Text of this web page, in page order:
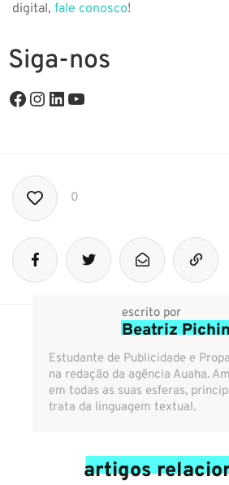
digital, fale conosco!
Siga-nos
0
escrito por
Beatriz
Estudante de Publicidade e
na redação da agência Auaha.
em todas as suas esferas,
trata da linguagem textual.
artigos